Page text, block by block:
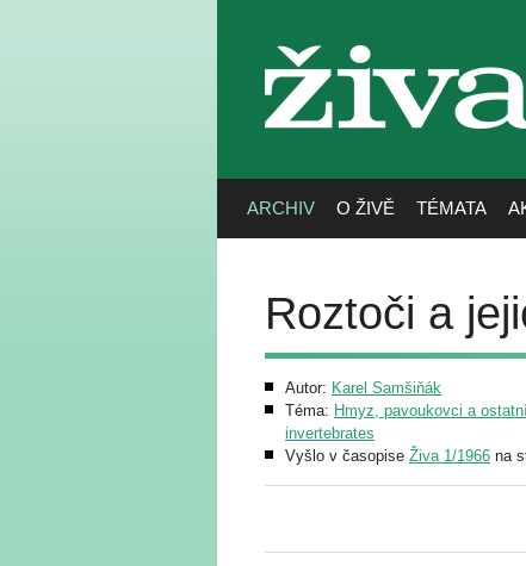
živa
ARCHIV O ŽIVĚ TÉMATA
Roztoči a
Autor: Karel Samšiňák
Téma: Hmyz, pavoukovci a
invertebrates
Vyšlo v časopise Živa 1/1966 na